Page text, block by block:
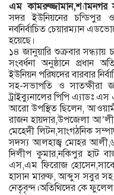
এম কামরুজ্জামান,শ্যামনগর
সদর ইউনিয়নের চন্ডিপুর
নবনির্বাচিত চেয়ারম্যান
হয়েছে।
১৪ জানুয়ারি শুক্রবার সন্ধ্যায়
সংবর্ধনা অনুষ্ঠানে প্রধান
ইউনিয়ন পরিষদের বারবার
সহ-সভাপতি ও সাতক্ষীরা
ট্রাইব্যুনালের পিপি এ্যাডঃ
আরো উপস্থিত ছিলেন,
রাজন হায়দার,উপজেলা
মেহেদী লিটন,সাংগঠনিক
সদস্য আলহাজ্ব মোহর
দিলীপ কুমার,নকিপুর হাট
এস,এম ফিরোজ
হাসান মারুফ, আব্দুস সবুর
নেতৃবৃন্দ।অতিথিদের কে ফুলেল